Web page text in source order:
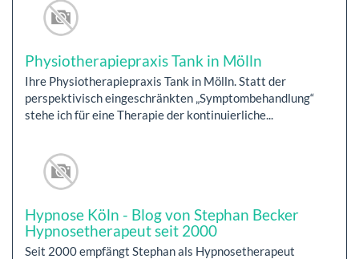
Physiotherapiepraxis Tank in Mölln
Ihre Physiotherapiepraxis Tank in Mölln. Statt der
perspektivisch eingeschränkten „Symptombehandlung“
stehe ich für eine Therapie der kontinuierliche...
Hypnose Köln - Blog von Stephan Becker
Hypnosetherapeut seit 2000
Seit 2000 empfängt Stephan als Hypnosetherapeut